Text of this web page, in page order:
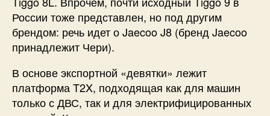
России тоже представлен, но под другим
брендом: речь идет о Jaecoo J8 (бренд Jaecoo
принадлежит Чери).
В основе экспортной «девятки» лежит
платформа T2X, подходящая как для машин
только с ДВС, так и для электрифицированных